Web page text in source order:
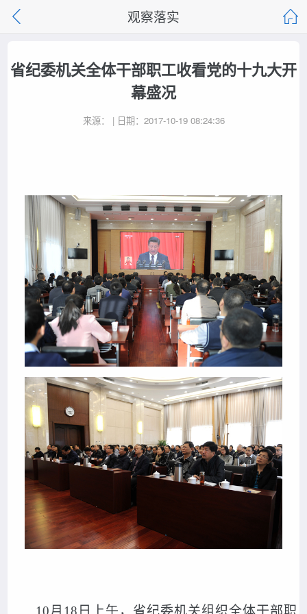
观察落实
省纪委机关全体干部职工收看党的十九大开
幕盛况
来源： | 日期：2017-10-19 08:24:36